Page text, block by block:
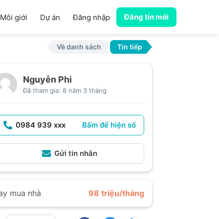
Môi giới Dự án Đăng nhập Đăng tin mới
Về danh sách Tin tiếp
Nguyễn Phi
Đã tham gia: 8 năm 3 tháng
0984 939 xxx Bấm để hiện số
Gửi tin nhắn
mua nhà 98 triệu/tháng